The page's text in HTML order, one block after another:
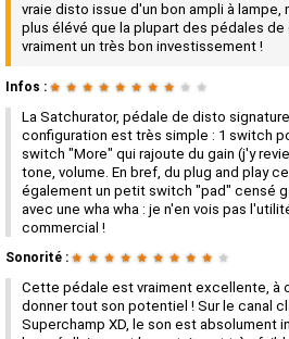
vraie disto issue d'un bon ampli à lampe,
plus élévé que la plupart des pédales
vraiment un très bon investissement !
Infos : ★ ★ ★ ★ ★ ★ ★ ★ ★ ★
La Satchurator, pédale de disto
configuration est très simple : 1 switch
switch "More" qui rajoute du gain (j'y
tone, volume. En bref, du plug and play
également un petit switch "pad" censé
avec une wha wha : je n'en vois pas
commercial !
Sonorité : ★ ★ ★ ★ ★ ★ ★ ★ ★ ★
Cette pédale est vraiment excellente, à
donner tout son potentiel ! Sur le canal
Superchamp XD, le son est absolument